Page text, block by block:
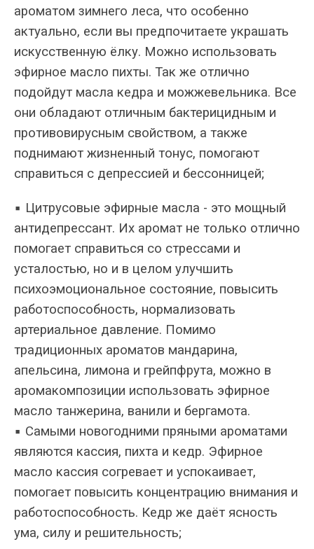
ароматом зимнего леса, что особенно
актуально, если вы предпочитаете украшать
искусственную ёлку. Можно использовать
эфирное масло пихты. Так же отлично
подойдут масла кедра и можжевельника. Все
они обладают отличным бактерицидным и
противовирусным свойством, а также
поднимают жизненный тонус, помогают
справиться с депрессией и бессонницей;
▪ Цитрусовые эфирные масла - это мощный
антидепрессант. Их аромат не только отлично
помогает справиться со стрессами и
усталостью, но и в целом улучшить
психоэмоциональное состояние, повысить
работоспособность, нормализовать
артериальное давление. Помимо
традиционных ароматов мандарина,
апельсина, лимона и грейпфрута, можно в
аромакомпозиции использовать эфирное
масло танжерина, ванили и бергамота.
▪ Самыми новогодними пряными ароматами
являются кассия, пихта и кедр. Эфирное
масло кассия согревает и успокаивает,
помогает повысить концентрацию внимания и
работоспособность. Кедр же даёт ясность
ума, силу и решительность;